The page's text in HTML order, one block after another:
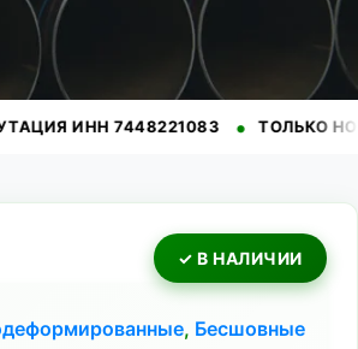
7448221083 • ТОЛЬКО НОВЫЕ
✓ В НАЛИЧИИ
, Бесшовные